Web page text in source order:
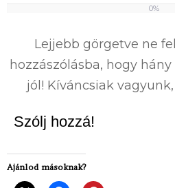
0%
Lejjebb görgetve ne
hozzászólásba, hogy
jól! Kíváncsiak
Szólj hozzá!
Ajánlod másoknak?